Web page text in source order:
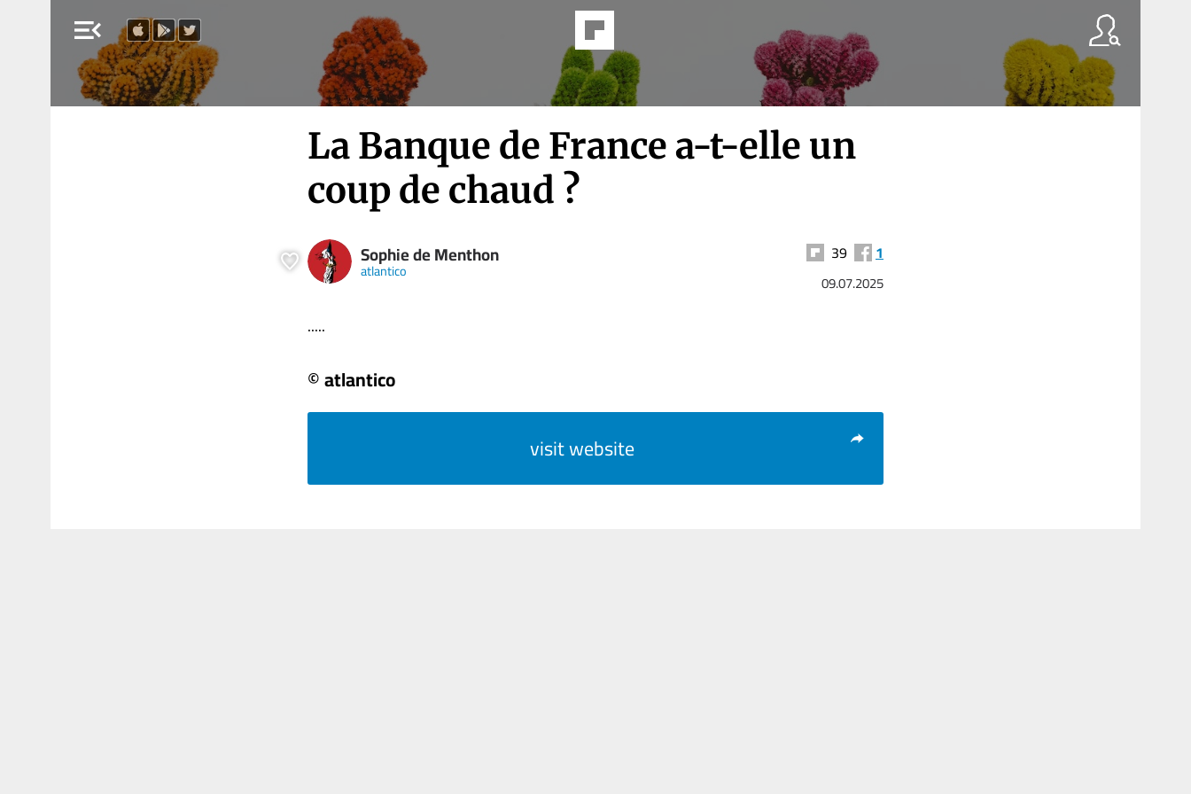
menu_open
La Banque de France a-t-elle un
coup de chaud ?
Sophie de Menthon
atlantico
39 1
09.07.2025
.....
© atlantico
visit website